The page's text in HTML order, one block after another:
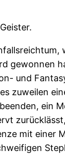
gewonnen
und
zuweilen
ein
mit einer